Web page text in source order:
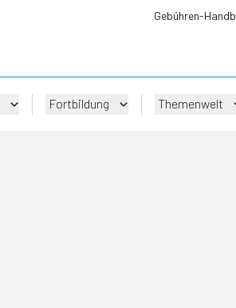
Gebühren-
Fortbildung Themenwelt